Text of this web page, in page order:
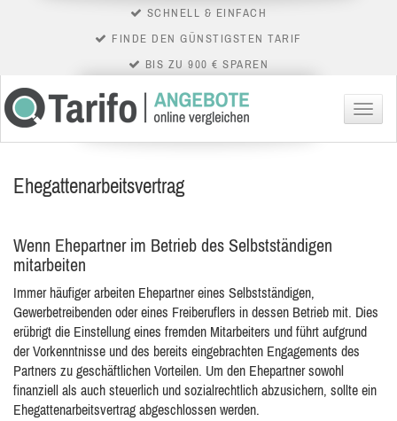
SCHNELL & EINFACH
FINDE DEN GÜNSTIGSTEN TARIF
BIS ZU 900 € SPAREN
Menü
Ehegattenarbeitsvertrag
Wenn Ehepartner im Betrieb des Selbstständigen
mitarbeiten
Immer häufiger arbeiten Ehepartner eines Selbstständigen,
Gewerbetreibenden oder eines Freiberuflers in dessen Betrieb mit. Dies
erübrigt die Einstellung eines fremden Mitarbeiters und führt aufgrund
der Vorkenntnisse und des bereits eingebrachten Engagements des
Partners zu geschäftlichen Vorteilen. Um den Ehepartner sowohl
finanziell als auch steuerlich und sozialrechtlich abzusichern, sollte ein
Ehegattenarbeitsvertrag abgeschlossen werden.